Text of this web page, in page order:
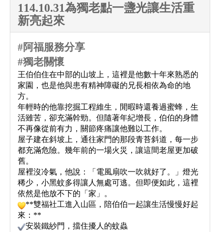
114.10.31為獨老點一盞光讓生活重
新亮起來
#阿福服務分享
#獨老關懷
王伯伯住在中部的山坡上，這裡是他數十年來熟悉的
家園，也是他與患有精神障礙的兄長相依為命的地
方。
年輕時的他靠挖掘工程維生，閒暇時還養過蜜蜂，生
活雖苦，卻充滿幹勁。但隨著年紀增長，伯伯的身體
不再像從前有力，關節疼痛讓他難以工作。
屋子建在斜坡上，通往家門的那段青苔斜道，每一步
都充滿危險。幾年前的一場火災，讓這間老屋更加破
舊。
屋裡沒冷氣，他說：「電風扇吹一吹就好了。」燈光
稀少，小黑蚊多得讓人無處可逃。但即便如此，這裡
依然是他放不下的「家」。
**雙福社工進入山區，陪伯伯一起讓生活慢慢好起
來：**
安裝鐵紗門，擋住擾人的蚊蟲